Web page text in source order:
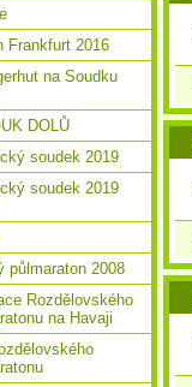
Frankfurt 2016
na Soudku
DOLŮ
soudek 2019
soudek 2019
půlmaraton 2008
Rozdělovského
na Havaji